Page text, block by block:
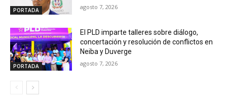
PORTADA agosto 7, 2026
PORTADA
El PLD imparte talleres sobre diálogo,
concertación y resolución de conflictos en
Neiba y Duverge
agosto 7, 2026